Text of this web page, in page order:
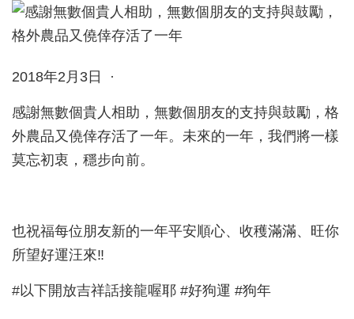
2018年2月3日 ·
感謝無數個貴人相助，無數個朋友的支持與鼓勵，格
外農品又僥倖存活了一年。未來的一年，我們將一樣
莫忘初衷，穩步向前。
也祝福每位朋友新的一年平安順心、收穫滿滿、旺你
所望好運汪來‼
#以下開放吉祥話接龍喔耶 #好狗運 #狗年